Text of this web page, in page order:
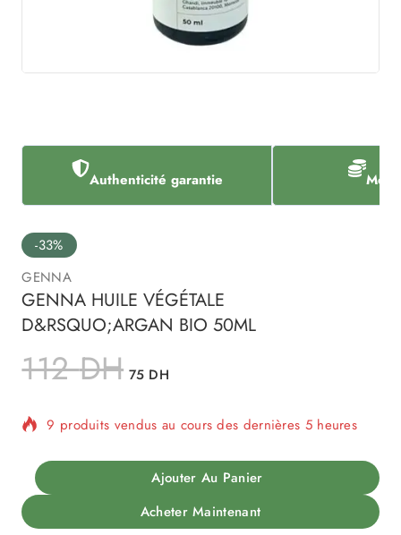
Authenticité garantie
-33%
GENNA
GENNA HUILE VÉGÉTALE
D&RSQUO;ARGAN BIO 50ML
112DH 75 DH
9 produits vendus au cours des dernières 5 heures
Vente rapide ! Plus de 19 personnes ont dans leur
Ajouter Au Panier
Acheter Maintenant